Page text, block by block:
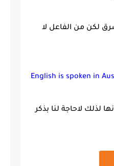
لكن من الفاعل لا
English is spoken in
لذلك لاحاجة لنا بذكر